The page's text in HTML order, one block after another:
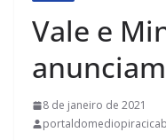
Vale e
8 de janeiro de 2021